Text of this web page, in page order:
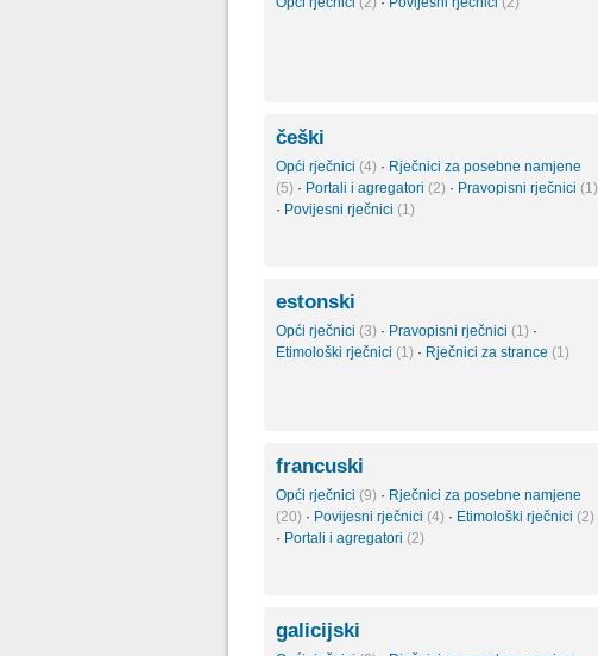
češki
Opći rječnici (4) · Rječnici za posebne namjene
(5) · Portali i agregatori (2) · Pravopisni rječnici (1)
· Povijesni rječnici (1)
estonski
Opći rječnici (3) · Pravopisni rječnici (1) ·
Etimološki rječnici (1) · Rječnici za strance (1)
francuski
Opći rječnici (9) · Rječnici za posebne namjene
(20) · Povijesni rječnici (4) · Etimološki rječnici (2)
· Portali i agregatori (2)
galicijski